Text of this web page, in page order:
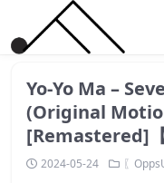
Yo-Yo Ma –
(Original
[Remastered]
2024-05-24 〖